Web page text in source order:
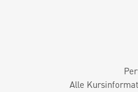
Alle